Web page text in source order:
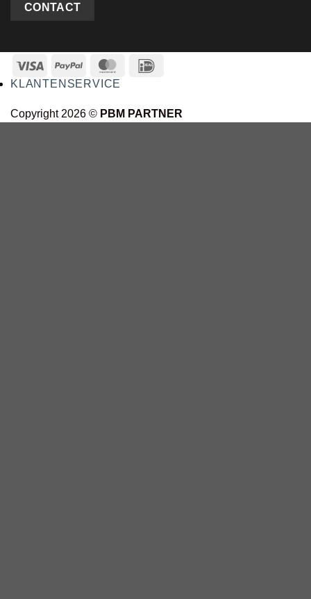
CONTACT
KLANTENSERVICE
Copyright 2026 © PBM PARTNER